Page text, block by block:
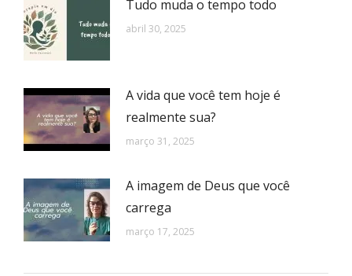
Tudo muda o tempo todo
abril 30, 2025
A vida que você tem hoje é
realmente sua?
março 31, 2025
A imagem de Deus que você
carrega
março 17, 2025